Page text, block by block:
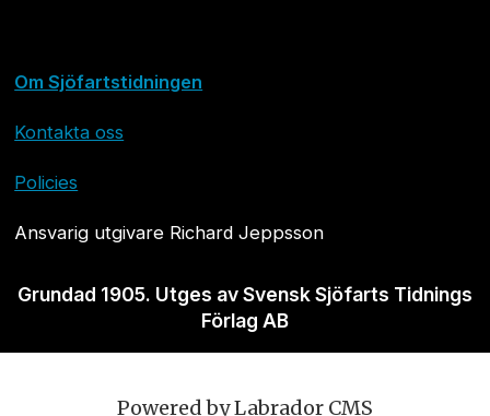
Om Sjöfartstidningen
Kontakta oss
Policies
Ansvarig utgivare Richard Jeppsson
Grundad 1905. Utges av Svensk Sjöfarts Tidnings
Förlag AB
Powered by Labrador CMS